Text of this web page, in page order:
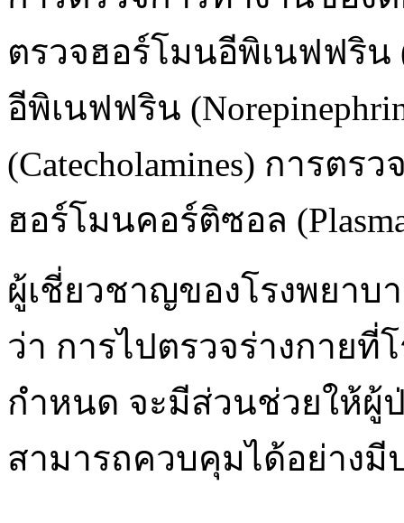
ตรวจฮอร์โมนอีพิเนฟฟริน
อีพิเนฟฟริน
(Catecholamines) การตร
ฮอร์โมนคอร์ติซอล
ผู้เชี่ยวชาญของโรงพยาบ
ว่า การไปตรวจร่างกาย
กำหนด จะมีส่วนช่วยให้ผู้
สามารถควบคุมได้อย่าง